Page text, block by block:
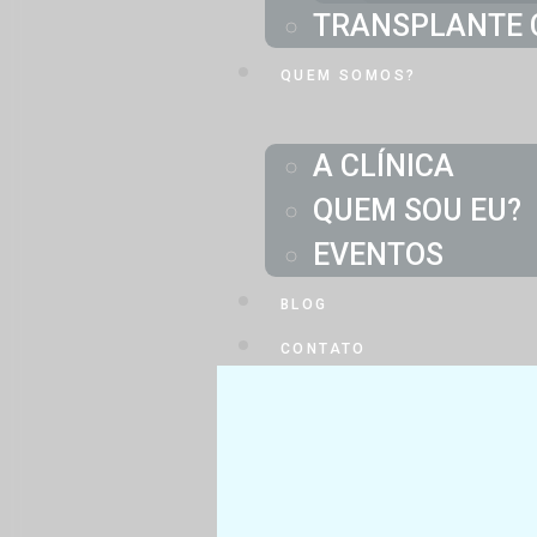
TRANSPLANTE
QUEM SOMOS?
A CLÍNICA
QUEM SOU EU?
EVENTOS
BLOG
CONTATO